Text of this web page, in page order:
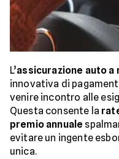
L’assicurazione auto a
innovativa di
venire incontro alle
Questa consente la
premio annuale
evitare un ingente
unica.